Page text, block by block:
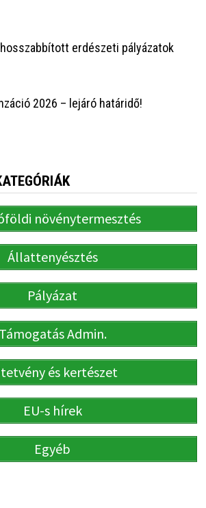
erdészeti pályázatok
2026 – lejáró határidő!
növénytermesztés
Állattenyésztés
Pályázat
Támogatás Admin.
és kertészet
EU-s hírek
Egyéb